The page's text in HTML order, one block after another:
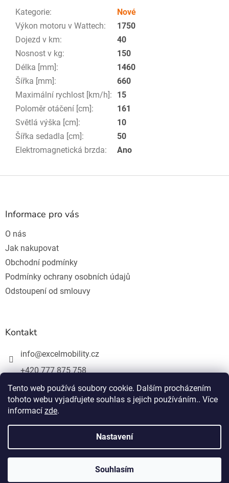
Tento web používá soubory cookie. Dalším procházením
tohoto webu vyjadřujete souhlas s jejich používáním.. Více
informací zde.
Nastavení
Souhlasím
Kategorie:
Nové
Výkon motoru v Wattech:
1750
Dojezd v km:
40
Nosnost v kg:
150
Délka [mm]:
1460
Šířka [mm]:
660
Maximální rychlost [km/h]:
15
Poloměr otáčení [cm]:
161
Světlá výška [cm]:
10
Šířka sedadla [cm]:
50
Elektromagnetická brzda: Ano
Z
Informace pro vás
O nás
Jak nakupovat
Obchodní podmínky
Podmínky ochrany osobních údajů
Odstoupení od smlouvy
Kontakt
info@excelmobility.cz
+420 777 875 758
Vytvořil Shoptet
Excelmobility. Všechna práva vyhrazena.